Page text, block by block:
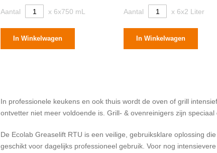
Aantal x 6x750 mL
In Winkelwagen
Aantal x 6x2 Liter
In Winkelwagen
In professionele keukens en ook thuis wordt de oven of grill
ontvetter niet meer voldoende is. Grill- & ovenreinigers zijn
De Ecolab Greaselift RTU is een veilige, gebruiksklare oplossing
geschikt voor dagelijks professioneel gebruik. Voor nog